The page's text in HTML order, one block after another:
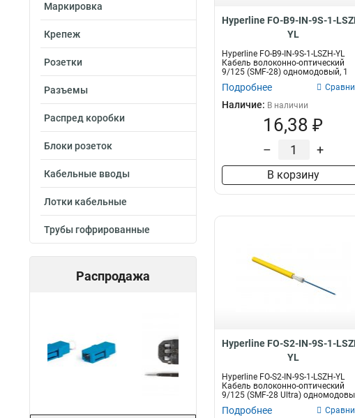
Маркировка
Крепеж
Розетки
Разъемы
Распред коробки
Блоки розеток
Кабельные вводы
Лотки кабельные
Трубы гофрированные
Распродажа
Hyperline FO-B9-IN-9S-1-
YL
Hyperline FO-B9-IN-9S-1-LSZH-YL
Кабель волоконно-оптический
9/125 (SMF-28) одномодовый, 1
Подробнее
Наличие: В наличии
16,38 ₽
– +
В корзину
Hyperline FO-S2-IN-9S-1-
YL
Hyperline FO-S2-IN-9S-1-LSZH-YL
Кабель волоконно-оптический
9/125 (SMF-28 Ultra)
Подробнее